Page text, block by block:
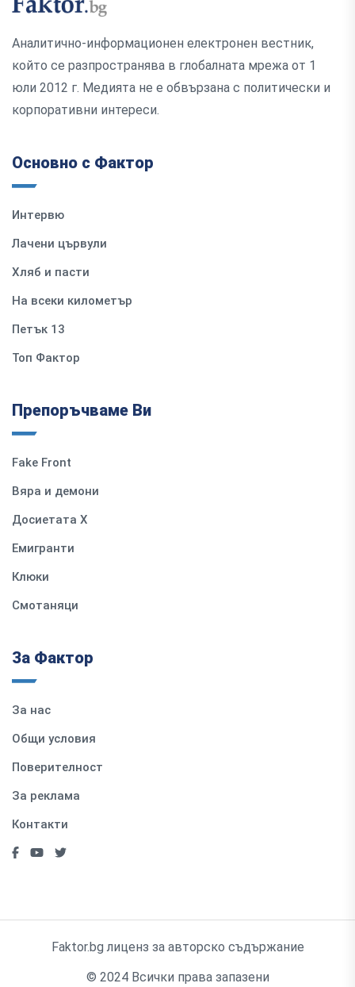
Аналитично-информационен електронен вестник,
който се разпространява в глобалната мрежа от 1
юли 2012 г. Медията не е обвързана с политически и
корпоративни интереси.
Основно с Фактор
Интервю
Лачени цървули
Хляб и пасти
На всеки километър
Петък 13
Топ Фактор
Препоръчваме Ви
Fake Front
Вяра и демони
Досиетата Х
Емигранти
Клюки
Смотаняци
За Фактор
За нас
Общи условия
Поверителност
За реклама
Контакти
Faktor.bg лиценз за авторско съдържание
© 2024 Всички права запазени